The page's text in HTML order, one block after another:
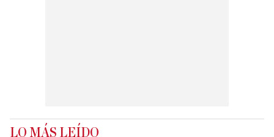
LO MÁS LEÍDO